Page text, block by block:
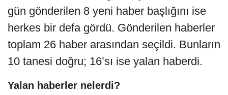
gün gönderilen 8 yeni haber başlığını ise
herkes bir defa gördü. Gönderilen haberler
toplam 26 haber arasından seçildi. Bunların
10 tanesi doğru; 16’sı ise yalan haberdi.
Yalan haberler nelerdi?